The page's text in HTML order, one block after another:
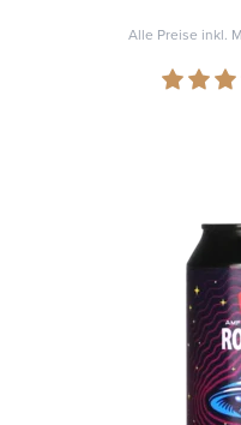
Alle Preise inkl.